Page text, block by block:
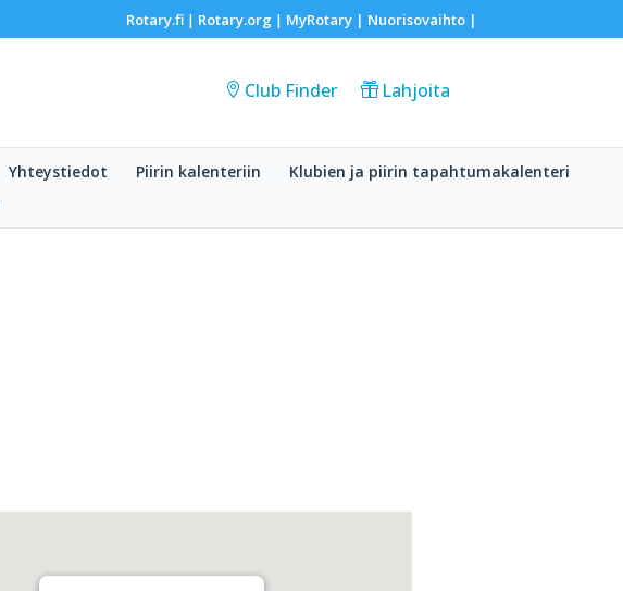
Rotary.fi| Rotary.org | MyRotary | Nuorisovaihto|
Club Finder Lahjoita
Yhteystiedot Piirin kalenteriin
Klubien ja piirin tapahtumakalenteri